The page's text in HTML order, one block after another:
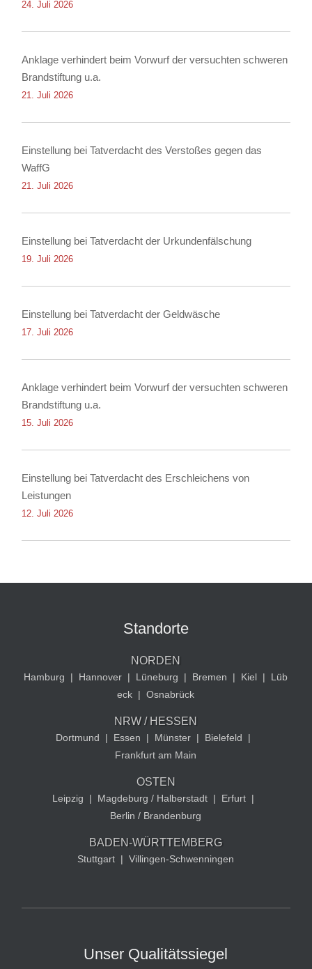
24. Juli 2026
Anklage verhindert beim Vorwurf der versuchten schweren
Brandstiftung u.a.
21. Juli 2026
Einstellung bei Tatverdacht des Verstoßes gegen das
WaffG
21. Juli 2026
Einstellung bei Tatverdacht der Urkundenfälschung
19. Juli 2026
Einstellung bei Tatverdacht der Geldwäsche
17. Juli 2026
Anklage verhindert beim Vorwurf der versuchten schweren
Brandstiftung u.a.
15. Juli 2026
Einstellung bei Tatverdacht des Erschleichens von
Leistungen
12. Juli 2026
Standorte
NORDEN
Hamburg | Hannover | Lüneburg | Bremen | Kiel |
Lüb
eck | Osnabrück
NRW / HESSEN
Dortmund | Essen | Münster | Bielefeld
|
Frankfurt am Main
OSTEN
Leipzig | Magdeburg / Halberstadt | Erfurt |
Berlin / Brandenburg
BADEN-WÜRTTEMBERG
Stuttgart | Villingen-Schwenningen
Unser Qualitätssiegel